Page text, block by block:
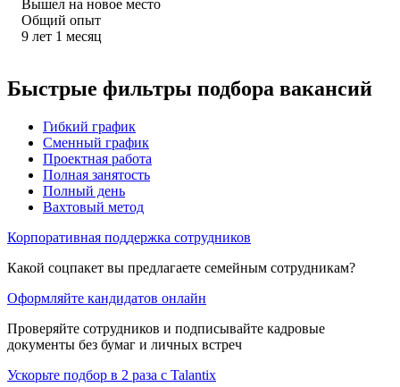
Вышел на новое место
Общий опыт
9 лет 1 месяц
Быстрые фильтры подбора вакансий
Гибкий график
Сменный график
Проектная работа
Полная занятость
Полный день
Вахтовый метод
Корпоративная поддержка сотрудников
Какой соцпакет вы предлагаете семейным сотрудникам?
Оформляйте кандидатов онлайн
Проверяйте сотрудников и подписывайте кадровые
документы без бумаг и личных встреч
Ускорьте подбор в 2 раза с Talantix